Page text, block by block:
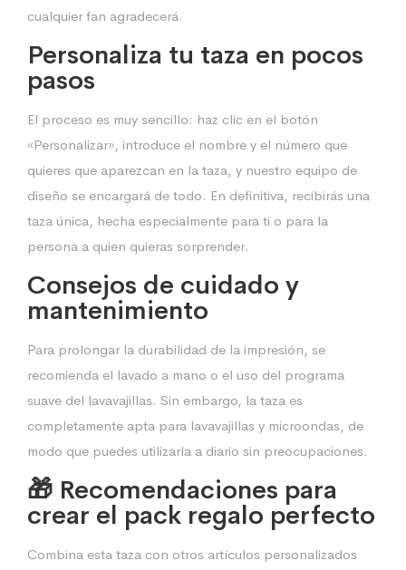
cualquier fan agradecerá.
Personaliza tu taza en pocos
pasos
El proceso es muy sencillo: haz clic en el botón
«Personalizar», introduce el nombre y el número que
quieres que aparezcan en la taza, y nuestro equipo de
diseño se encargará de todo. En definitiva, recibirás una
taza única, hecha especialmente para ti o para la
persona a quien quieras sorprender.
Consejos de cuidado y
mantenimiento
Para prolongar la durabilidad de la impresión, se
recomienda el lavado a mano o el uso del programa
suave del lavavajillas. Sin embargo, la taza es
completamente apta para lavavajillas y microondas, de
modo que puedes utilizarla a diario sin preocupaciones.
🎁 Recomendaciones para
crear el pack regalo perfecto
Combina esta taza con otros artículos personalizados